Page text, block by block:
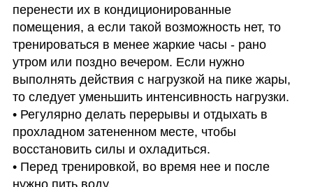
перенести их в кондиционированные
помещения, а если такой возможность нет, то
тренироваться в менее жаркие часы - рано
утром или поздно вечером. Если нужно
выполнять действия с нагрузкой на пике жары,
то следует уменьшить интенсивность нагрузки.
• Регулярно делать перерывы и отдыхать в
прохладном затененном месте, чтобы
восстановить силы и охладиться.
• Перед тренировкой, во время нее и после
нужно пить воду.